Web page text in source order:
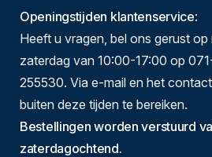
Openingstijden klantenservice:
Heeft u vragen, bel ons gerust
zaterdag van 10:00-17:00 op
255530. Via e-mail en het
buiten deze tijden te bereiken.
Bestellingen worden verstuurd
zaterdagochtend.